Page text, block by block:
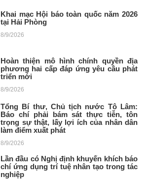
Khai mạc Hội báo toàn quốc năm 2026
tại Hải Phòng
8/9/2026
Hoàn thiện mô hình chính quyền địa
phương hai cấp đáp ứng yêu cầu phát
triển mới
8/9/2026
Tổng Bí thư, Chủ tịch nước Tô Lâm:
Báo chí phải bám sát thực tiễn, tôn
trọng sự thật, lấy lợi ích của nhân dân
làm điểm xuất phát
8/9/2026
Lần đầu có Nghị định khuyến khích báo
chí ứng dụng trí tuệ nhân tạo trong tác
nghiệp